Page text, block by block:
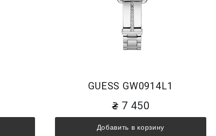
GUESS GW0914L1
7 450
Добавить в корзину